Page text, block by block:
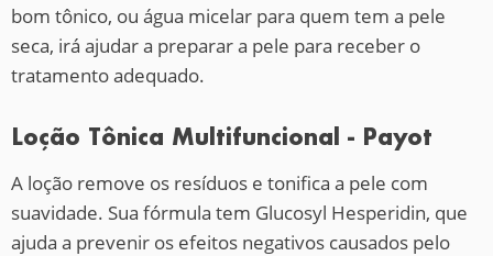
bom tônico, ou água micelar para quem tem a pele
seca, irá ajudar a preparar a pele para receber o
tratamento adequado.
Loção Tônica Multifuncional - Payot
A loção remove os resíduos e tonifica a pele com
suavidade. Sua fórmula tem Glucosyl Hesperidin, que
ajuda a prevenir os efeitos negativos causados pelo